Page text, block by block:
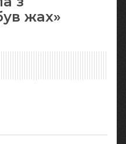
жах»